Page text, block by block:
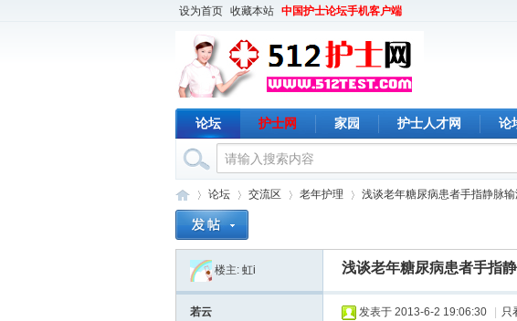
设为首页 收藏本站 中国护士论坛手机客户端
论坛 护士网 家园 护士人才网 论
›
论坛
›
交流区 老年护理
›
浅谈老年糖尿病患者手指静脉输
楼主: 虹i 浅谈老年糖尿病患者手指
若云 发表于 2013-6-2 19:06:30 只